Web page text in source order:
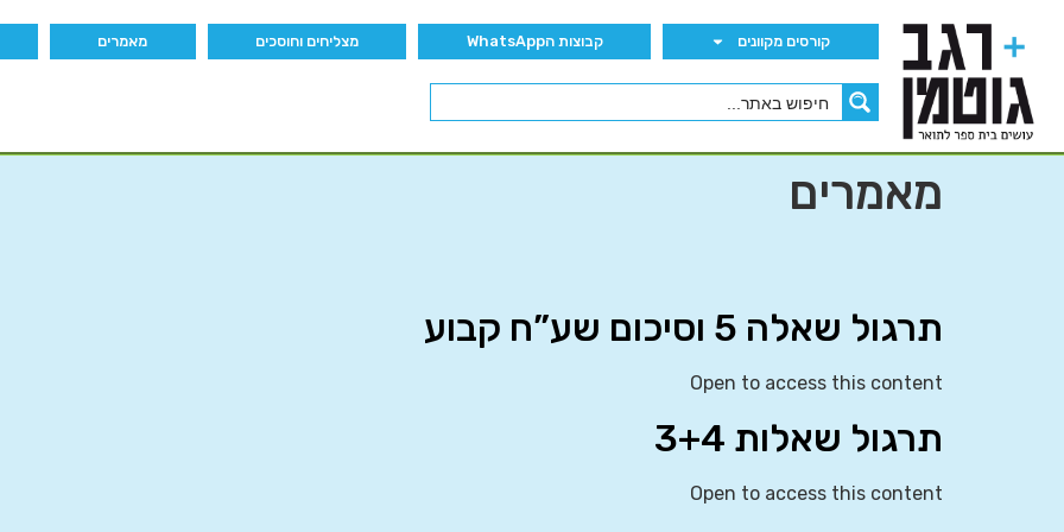
קורסים מקוונים קבוצות הWhatsApp מצליחים וחוסכים מאמרים
מאמרים
תרגול שאלה 5 וסיכום שע”ח קבוע
Open to access this content
תרגול שאלות 3+4
Open to access this content